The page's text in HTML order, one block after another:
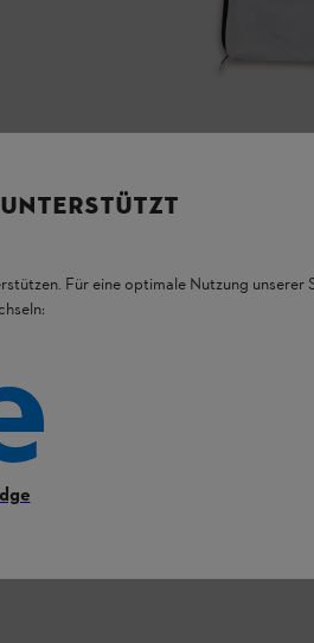
Für eine optimale Nutzung unserer